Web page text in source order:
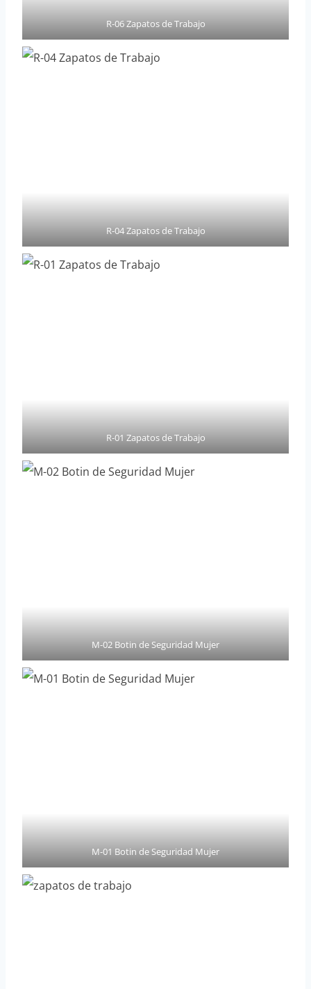
R-06 Zapatos de Trabajo
R-04 Zapatos de Trabajo
R-01 Zapatos de Trabajo
M-02 Botin de Seguridad Mujer
M-01 Botin de Seguridad Mujer